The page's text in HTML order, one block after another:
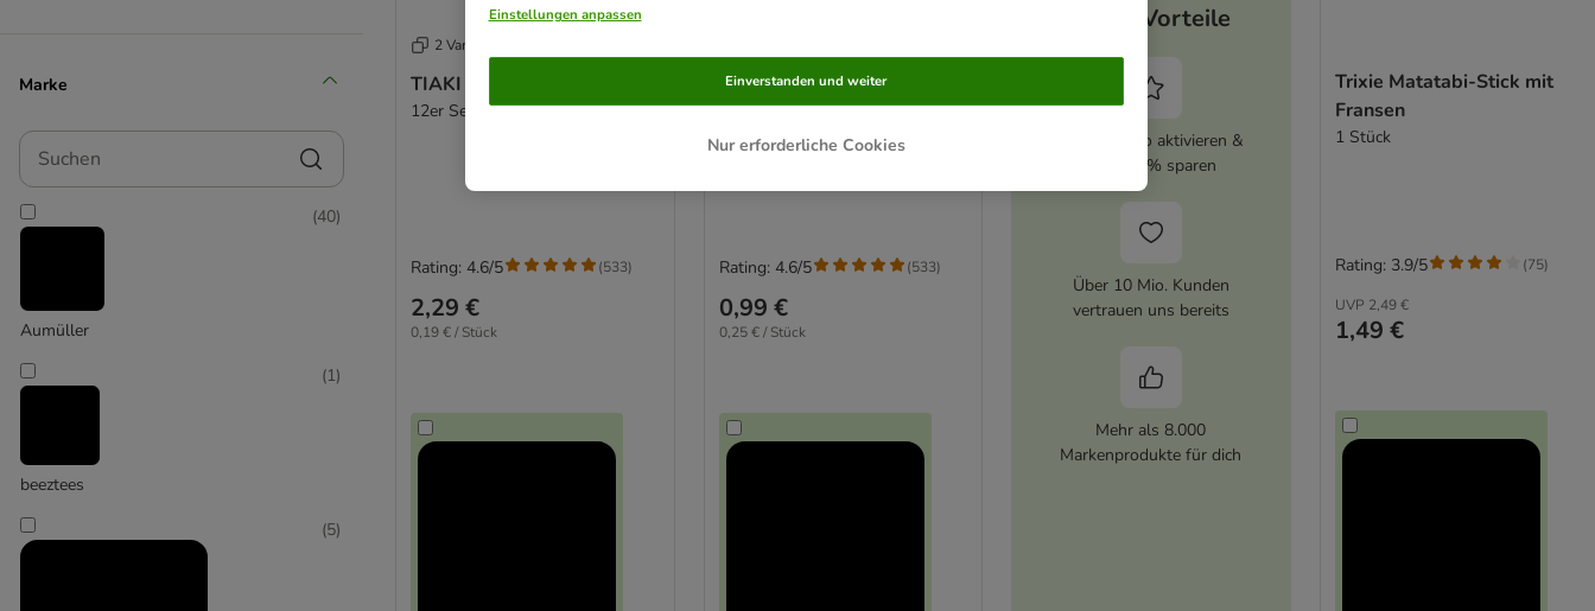
Kuscheltiere für Katzen
Katzenlaufrad
Katzenpools
Marke
Suchen
Aumüller
(40)
beeztees
(1)
(5)
2 Varianten
TIAKI Spiralen-Set
12er Set
2,29 €
0,19 € / Stück
Rating: 4.6/5 (533)
TIAKI Spiralen-Set
4er Set
0,99 €
0,25 € / Stück
Rating: 4.6/5 (533)
Deine Vorteile
zooplus Abo aktivieren &
immer 5% sparen
Über 10 Mio. Kunden
vertrauen uns bereits
Mehr als 8.000
Markenprodukte für dich
Trixie Matatabi-Stick mit
Fransen
1 Stück
UVP 2,49 €
1,49 €
Rating: 3.9/5 (75)
Einstellungen anpassen
Nur erforderliche Cookies
Einverstanden und weiter